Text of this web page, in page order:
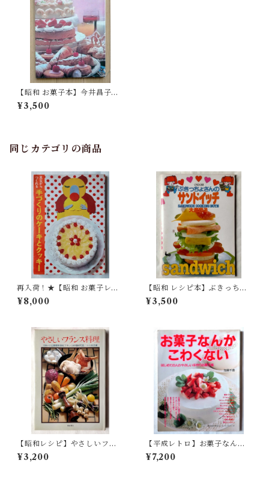
【昭和 お菓子本】今井昌子
昭和56年
¥3,500
同じカテゴリの商品
再入荷！★【昭和 お菓子レシ
ピ本】見ながらつくれる手づ
くりのケーキとクッキー（昭
¥8,000
【昭和 レシピ本】ぶきっちょ
さんのサンドイッチ（昭和57
年）ONDORI
¥3,500
【昭和レシピ】やさしいフラ
ンス料理 小川忠彦（昭和49
年）
¥3,200
【平成レトロ】お菓子なんか
こわくないー はじめての人の
やさしい手作りお菓子集 (婦人
¥7,200